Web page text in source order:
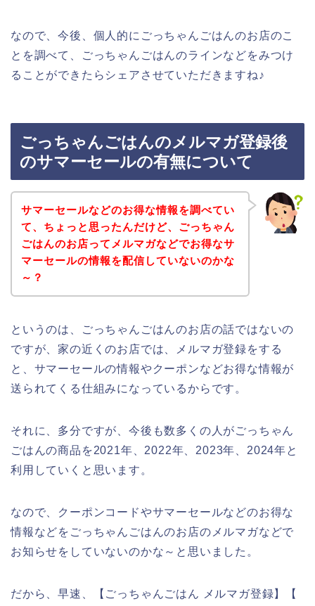
なので、今後、個人的にごっちゃんごはんのお店のこ
とを調べて、ごっちゃんごはんのラインなどをみつけ
ることができたらシェアさせていただきますね♪
ごっちゃんごはんのメルマガ登録後
のサマーセールの有無について
サマーセールなどのお得な情報を調べてい
て、ちょっと思ったんだけど、ごっちゃん
ごはんのお店ってメルマガなどでお得なサ
マーセールの情報を配信していないのかな
～？
というのは、ごっちゃんごはんのお店の話ではないの
ですが、家の近くのお店では、メルマガ登録をする
と、サマーセールの情報やクーポンなどお得な情報が
送られてくる仕組みになっているからです。
それに、多分ですが、今後も数多くの人がごっちゃん
ごはんの商品を2021年、2022年、2023年、2024年と
利用していくと思います。
なので、クーポンコードやサマーセールなどのお得な
情報などをごっちゃんごはんのお店のメルマガなどで
お知らせをしていないのかな～と思いました。
だから、早速、【ごっちゃんごはん メルマガ登録】【